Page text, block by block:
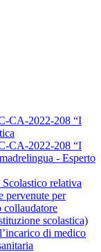
CA-2022-208 “I
CA-2022-208 “I
- Esperto
relativa
pervenute per
collaudatore
scolastica)
di medico